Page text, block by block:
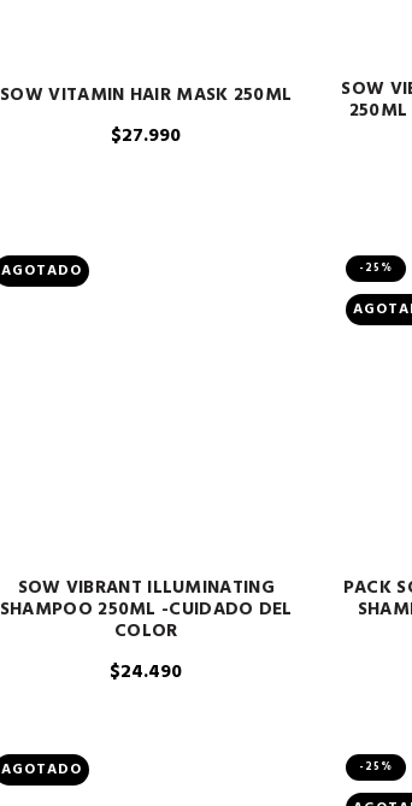
SOW VITAMIN HAIR MASK 250ML
$27.990
SOW
AGOTADO
SOW VIBRANT ILLUMINATING
SHAMPOO 250ML -CUIDADO DEL
COLOR
$24.490
-25%
PACK
AGOTADO -25%